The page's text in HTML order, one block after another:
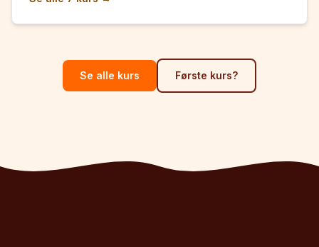
Se alle kurs Første kurs?